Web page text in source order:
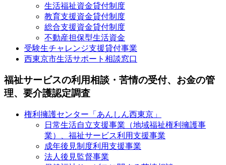
生活福祉資金貸付制度
教育支援資金貸付制度
総合支援資金貸付制度
不動産担保型生活資金
受験生チャレンジ支援貸付事業
西東京市生活サポート相談窓口
福祉サービスの利用相談・苦情の受付、お金の管
理、要介護認定調査
権利擁護センター「あんしん西東京」
日常生活自立支援事業（地域福祉権利擁護事
業）、福祉サービス利用支援事業
成年後見制度利用支援事業
法人後見監督事業